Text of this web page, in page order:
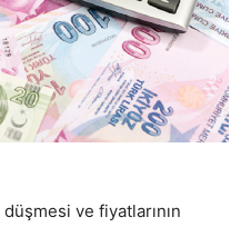
ve fiyatlarının